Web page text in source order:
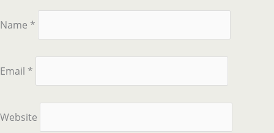
Name *
Email *
Website